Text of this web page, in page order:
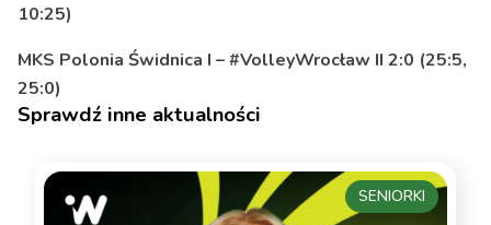
10:25)
MKS Polonia Świdnica I – #VolleyWrocław II 2:0 (25:5,
25:0)
Sprawdź inne aktualności
SENIORKI